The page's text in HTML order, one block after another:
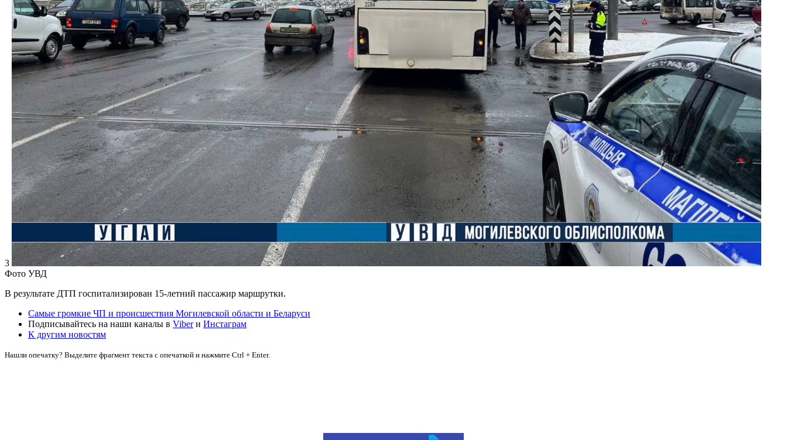
3
Фото УВД
В результате ДТП госпитализирован 15-летний пассажир маршрутки.
Самые громкие ЧП и происшествия Могилевской области и Беларуси
Подписывайтесь на наши каналы в Viberи Инстаграм
К другим новостям
Нашли опечатку? Выделите фрагмент текста с опечаткой и нажмите Ctrl + Enter.